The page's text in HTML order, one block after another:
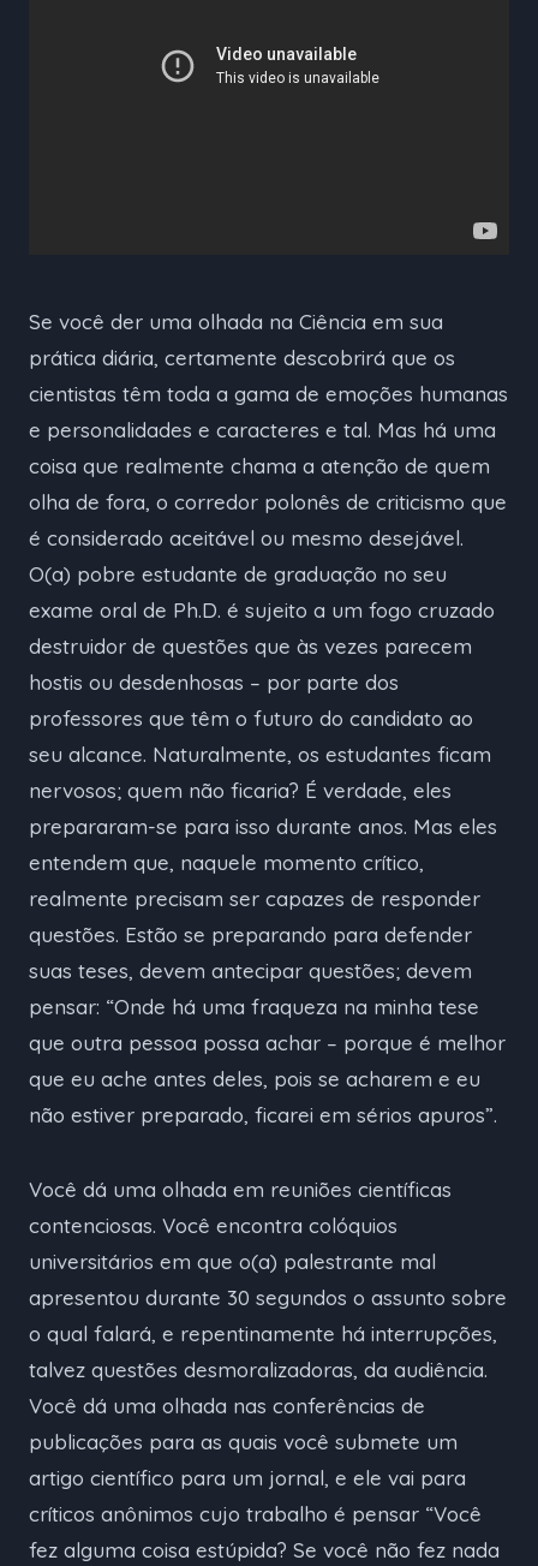
Se você der uma olhada na Ciência em sua
prática diária, certamente descobrirá que os
cientistas têm toda a gama de emoções humanas
e personalidades e caracteres e tal. Mas há uma
coisa que realmente chama a atenção de quem
olha de fora, o corredor polonês de criticismo que
é considerado aceitável ou mesmo desejável.
O(a) pobre estudante de graduação no seu
exame oral de Ph.D. é sujeito a um fogo cruzado
destruidor de questões que às vezes parecem
hostis ou desdenhosas – por parte dos
professores que têm o futuro do candidato ao
seu alcance. Naturalmente, os estudantes ficam
nervosos; quem não ficaria? É verdade, eles
prepararam-se para isso durante anos. Mas eles
entendem que, naquele momento crítico,
realmente precisam ser capazes de responder
questões. Estão se preparando para defender
suas teses, devem antecipar questões; devem
pensar: “Onde há uma fraqueza na minha tese
que outra pessoa possa achar – porque é melhor
que eu ache antes deles, pois se acharem e eu
não estiver preparado, ficarei em sérios apuros”.
Você dá uma olhada em reuniões científicas
contenciosas. Você encontra colóquios
universitários em que o(a) palestrante mal
apresentou durante 30 segundos o assunto sobre
o qual falará, e repentinamente há interrupções,
talvez questões desmoralizadoras, da audiência.
Você dá uma olhada nas conferências de
publicações para as quais você submete um
artigo científico para um jornal, e ele vai para
críticos anônimos cujo trabalho é pensar “Você
fez alguma coisa estúpida? Se você não fez nada